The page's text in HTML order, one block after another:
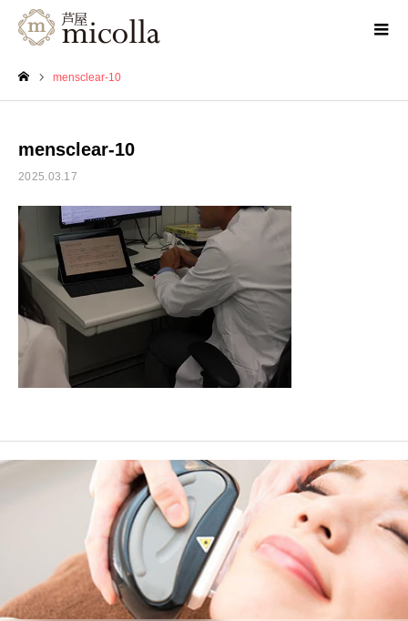
mensclear-10
mensclear-10
2025.03.17